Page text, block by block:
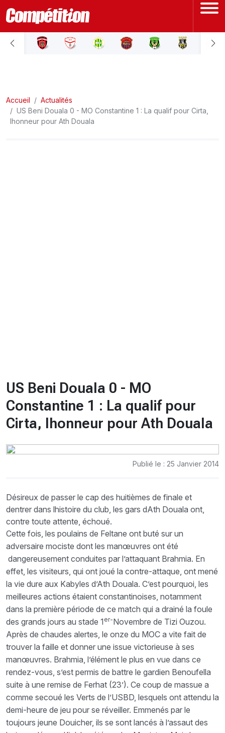
ACCUEIL
LIGUE 2
COUPE D'ALGÉRIE
Accueil
Actualités
US Beni Douala 0 - MO Constantine 1 : La qualif pour Cirta,
lhonneur pour Ath Douala
US Beni Douala 0 - MO
Constantine 1 : La qualif pour
Cirta, lhonneur pour Ath Douala
Publié le : 25 Janvier 2014
Désireux de passer le cap des huitièmes de finale et
dentrer dans lhistoire du club, les gars dAth Douala ont,
contre toute attente, échoué.
Cette fois, les poulains de Feltane ont buté sur un
adversaire mociste dont les manœuvres ont été
dangereusement conduites par l’attaquant Brahmia. En
effet, les visiteurs, qui ont joué la contre-attaque, ont mené
la vie dure aux Kabyles d’Ath Douala. C’est pourquoi, les
meilleures actions étaient constantinoises, notamment
dans la première période de ce match qui a drainé la foule
des grands jours au stade 1 er-Novembre de Tizi Ouzou.
Après de chaudes alertes, le onze du MOC a vite fait de
trouver la faille et donner une issue victorieuse à ses
manœuvres. Brahmia, l’élément le plus en vue dans ce
rendez-vous, s’est permis de battre le gardien Benoufella
suite à une remise de Ferhat (23’). Ce coup de massue a
comme secoué les Verts de l’USBD, lesquels ont attendu la
demi-heure de jeu pour se réveiller. Emmenés par le
toujours jeune Douicher, ils se sont lancés à l’assaut des